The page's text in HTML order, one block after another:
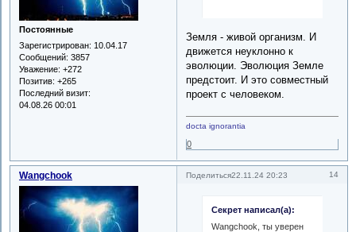
Постоянные
Зарегистрирован: 10.04.17
Сообщений: 3857
Уважение: +272
Позитив: +265
Последний визит:
04.08.26 00:01
Земля - живой организм. И
движется неуклонно к
эволюции. Эволюция Земле
предстоит. И это совместный
проект с человеком.
docta ignorantia
0
Поделиться 14
22.11.24 20:23
Wangchook
Секрет написал(а):
Wangchook, ты уверен